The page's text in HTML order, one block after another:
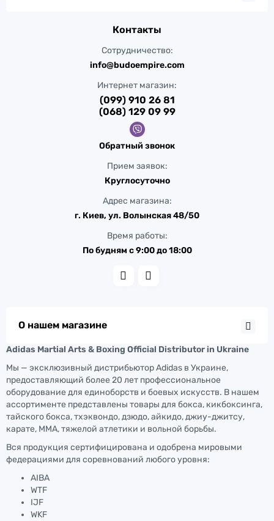
Контакты
Сотрудничество:
info@budoempire.com
Интернет магазин:
(099) 910 26 81
(068) 129 09 99
Обратный звонок
Прием заявок:
Круглосуточно
Адрес магазина:
г. Киев, ул. Волынская 48/50
Время работы:
По будням с 9:00 до 18:00
О нашем магазине
Adidas Martial Arts & Boxing Official Distributor in Ukraine
Мы — эксклюзивный дистрибьютор Adidas в Украине,
предоставляющий более 20 лет профессиональное
оборудование для единоборств и боевых искусств. В нашем
ассортименте представлены товары для бокса, кикбоксинга,
тайского бокса, тхэквондо, дзюдо, айкидо, джиу-джитсу,
карате, ММА, тяжелой атлетики и вольной борьбы.
Вся продукция сертифицирована и одобрена мировыми
федерациями для соревнований любого уровня:
AIBA
WTF
IJF
WKF